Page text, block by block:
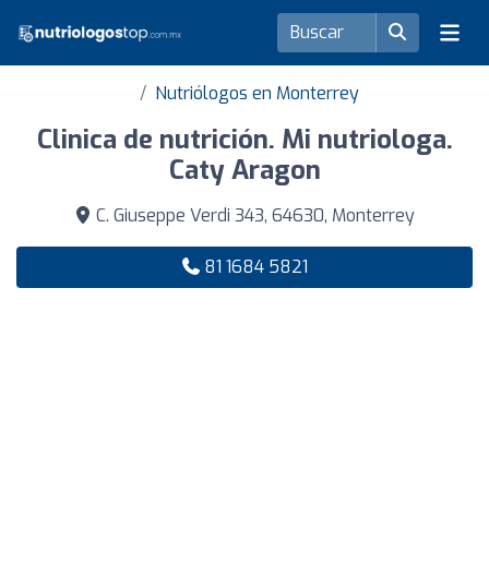
Nutriólogos en Monterrey
Clinica de nutrición. Mi nutriologa.
Caty Aragon
C. Giuseppe Verdi 343, 64630, Monterrey
81 1684 5821